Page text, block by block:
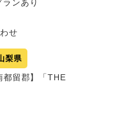
せ
梨県
都留郡】「THE